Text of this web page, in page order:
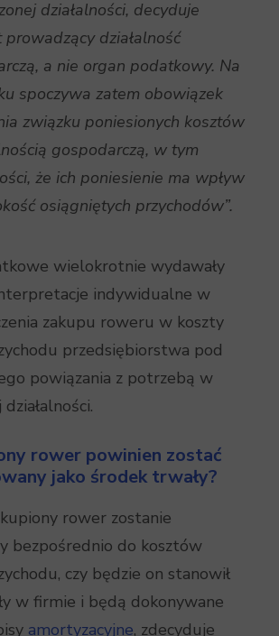
działalności, decyduje
działalność
a nie organ podatkowy. Na
spoczywa zatem obowiązek
związku poniesionych kosztów
gospodarczą, w tym
że ich poniesienie ma wpływ
osiągniętych przychodów”.
wielokrotnie wydawały
indywidualne w
zakupu roweru w koszty
przedsiębiorstwa pod
powiązania z potrzebą w
rower powinien zostać
jako środek trwały?
rower zostanie
bezpośrednio do kosztów
czy będzie on stanowił
w firmie i będą dokonywane
amortyzacyjne, zdecyduje